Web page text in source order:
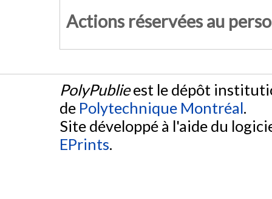
Actions réservées au
PolyPublieest le dépôt
de Polytechnique Montréal.
Site développé à l'aide du
EPrints.